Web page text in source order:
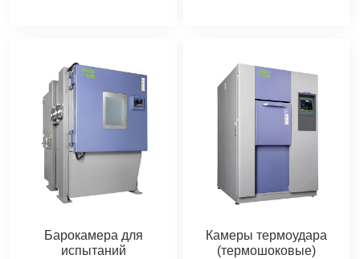
Барокамера для
испытаний
Камеры термоудара
(термошоковые)